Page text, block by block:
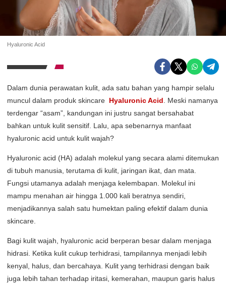
Hyaluronic Acid
Dalam dunia perawatan kulit, ada satu bahan yang hampir selalu
muncul dalam produk skincare Hyaluronic Acid . Meski namanya
terdengar “asam”, kandungan ini justru sangat bersahabat
bahkan untuk kulit sensitif. Lalu, apa sebenarnya manfaat
hyaluronic acid untuk kulit wajah?
Hyaluronic acid (HA) adalah molekul yang secara alami ditemukan
di tubuh manusia, terutama di kulit, jaringan ikat, dan mata.
Fungsi utamanya adalah menjaga kelembapan. Molekul ini
mampu menahan air hingga 1.000 kali beratnya sendiri,
menjadikannya salah satu humektan paling efektif dalam dunia
skincare.
Bagi kulit wajah, hyaluronic acid berperan besar dalam menjaga
hidrasi. Ketika kulit cukup terhidrasi, tampilannya menjadi lebih
kenyal, halus, dan bercahaya. Kulit yang terhidrasi dengan baik
juga lebih tahan terhadap iritasi, kemerahan, maupun garis halus